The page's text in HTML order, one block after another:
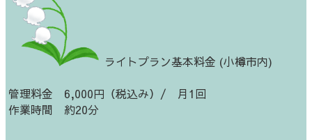
ライトプラン基本料金 (小樽市内)
管理料金 6,000円（税込み）/ 月1回
作業時間 約20分